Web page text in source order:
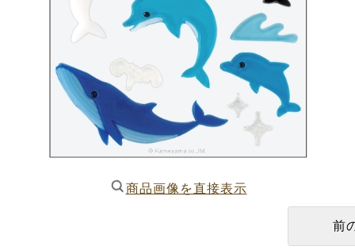
商品画像を直接表示